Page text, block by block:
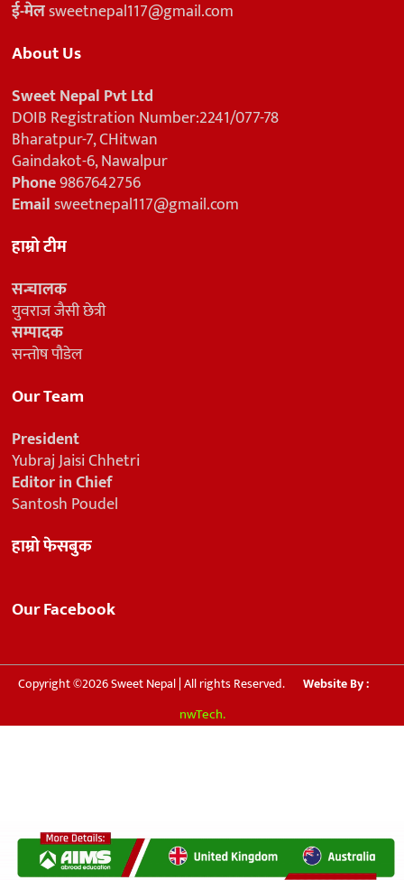
ई-मेलsweetnepal117@gmail.com
About Us
Sweet Nepal Pvt Ltd
DOIB Registration Number:2241/077-78
Bharatpur-7, CHitwan
Gaindakot-6, Nawalpur
Phone9867642756
Emailsweetnepal117@gmail.com
हाम्रो टीम
सन्चालक
युवराज जैसी छेत्री
सम्पादक
सन्तोष पौडेल
Our Team
President
Yubraj Jaisi Chhetri
Editor in Chief
Santosh Poudel
हाम्रो फेसबुक
Our Facebook
Copyright ©2026 Sweet Nepal | All rights Reserved. Website By :
nwTech.